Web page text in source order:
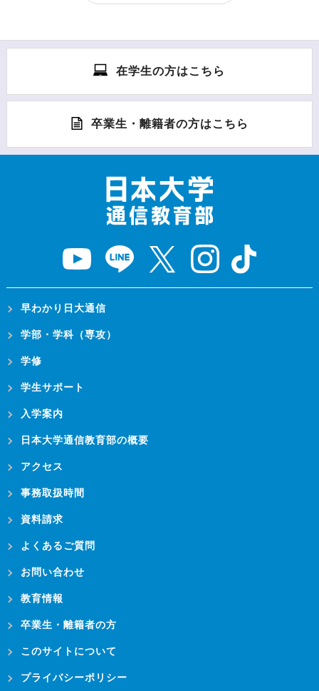
在学生の方はこちら
卒業生・離籍者の方はこちら
早わかり日大通信
学部・学科（専攻）
学修
学生サポート
入学案内
日本大学通信教育部の概要
アクセス
事務取扱時間
資料請求
よくあるご質問
お問い合わせ
教育情報
卒業生・離籍者の方
このサイトについて
プライバシーポリシー